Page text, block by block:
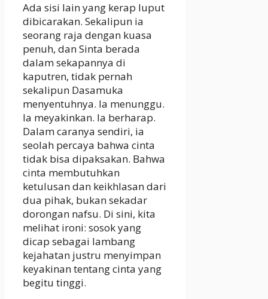
Ada sisi lain yang kerap luput
dibicarakan. Sekalipun ia
seorang raja dengan kuasa
penuh, dan Sinta berada
dalam sekapannya di
kaputren, tidak pernah
sekalipun Dasamuka
menyentuhnya. Ia menunggu.
Ia meyakinkan. Ia berharap.
Dalam caranya sendiri, ia
seolah percaya bahwa cinta
tidak bisa dipaksakan. Bahwa
cinta membutuhkan
ketulusan dan keikhlasan dari
dua pihak, bukan sekadar
dorongan nafsu. Di sini, kita
melihat ironi: sosok yang
dicap sebagai lambang
kejahatan justru menyimpan
keyakinan tentang cinta yang
begitu tinggi.